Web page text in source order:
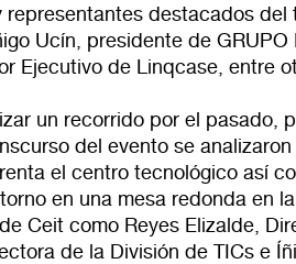
representantes destacados del
Ucín, presidente de GRUPO
Ejecutivo de Linqcase, entre
un recorrido por el pasado,
del evento se
el centro tecnológico así
en una mesa redonda en
Ceit como Reyes Elizalde,
de la División de TICs e